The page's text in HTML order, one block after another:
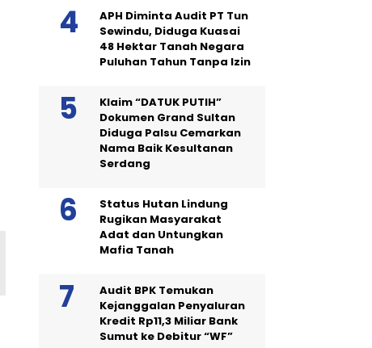
APH Diminta Audit PT Tun
Sewindu, Diduga Kuasai
48 Hektar Tanah Negara
Puluhan Tahun Tanpa Izin
Klaim “DATUK PUTIH”
Dokumen Grand Sultan
Diduga Palsu Cemarkan
Nama Baik Kesultanan
Serdang
Status Hutan Lindung
Rugikan Masyarakat
Adat dan Untungkan
Mafia Tanah
Audit BPK Temukan
Kejanggalan Penyaluran
Kredit Rp11,3 Miliar Bank
Sumut ke Debitur “WF”